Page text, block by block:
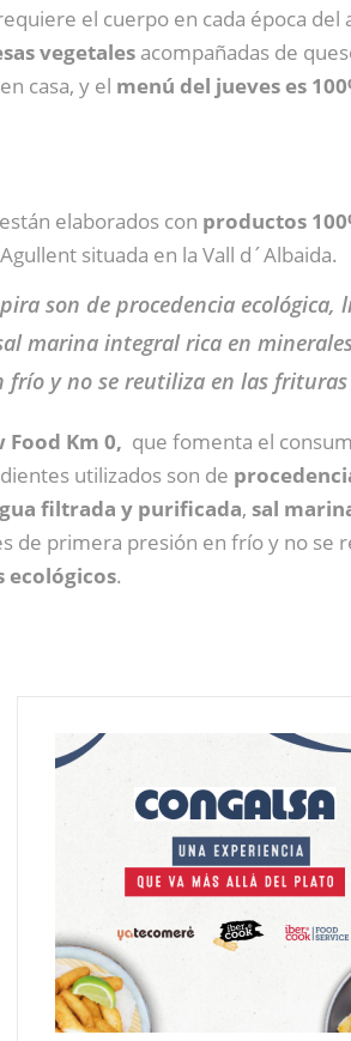
el cuerpo en cada época del
vegetales acompañadas de
casa, y el menú del jueves es
elaborados con productos
situada en la Vall d´Albaida.
son de procedencia
marina integral rica en
frío y no se reutiliza en las frituras
Food Km 0, que fomenta el
utilizados son de
filtrada y purificada, sal
de primera presión en frío y no se
ecológicos.